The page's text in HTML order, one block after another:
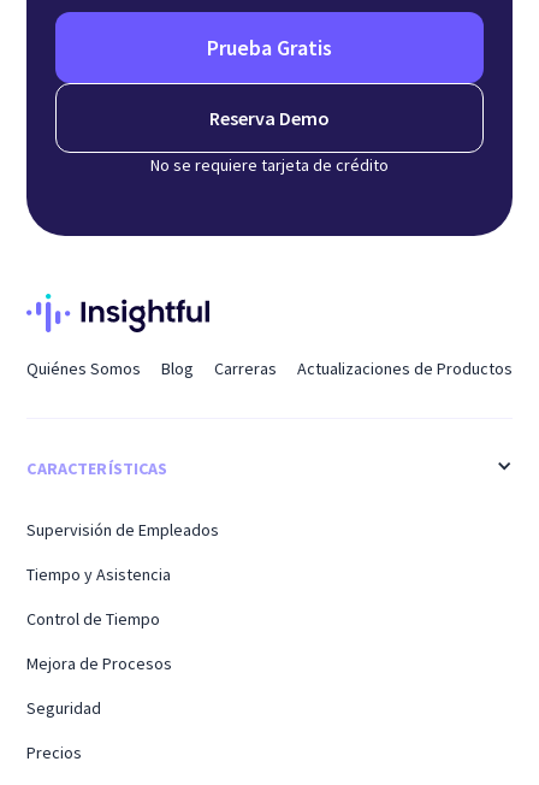
Prueba Gratis
Reserva Demo
No se requiere tarjeta de crédito
Quiénes Somos Blog Carreras Actualizaciones de Productos
CARACTERÍSTICAS
Supervisión de Empleados
Tiempo y Asistencia
Control de Tiempo
Mejora de Procesos
Seguridad
Precios